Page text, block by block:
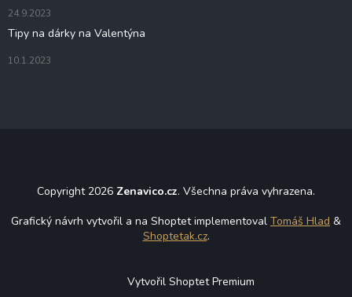
24.9.2023
Tipy na dárky na Valentýna
10.1.2023
Copyright 2026 Zenavico.cz. Všechna práva vyhrazena.
Grafický návrh vytvořil a na Shoptet implementoval Tomáš Hlad &
Shoptetak.cz.
Vytvořil Shoptet Premium